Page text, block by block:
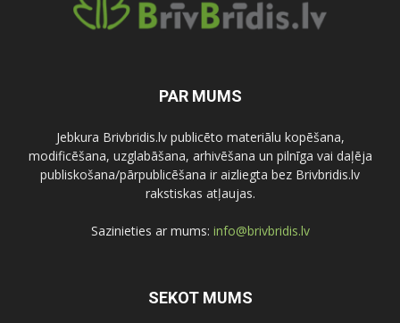
PAR MUMS
Jebkura Brivbridis.lv publicēto materiālu kopēšana,
modificēšana, uzglabāšana, arhivēšana un pilnīga vai daļēja
publiskošana/pārpublicēšana ir aizliegta bez Brivbridis.lv
rakstiskas atļaujas.
Sazinieties ar mums: info@brivbridis.lv
SEKOT MUMS